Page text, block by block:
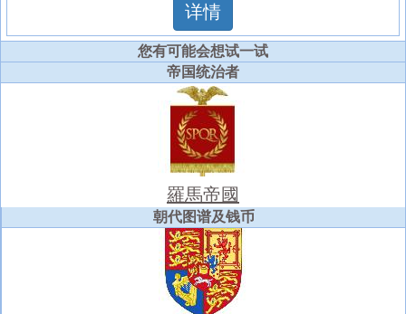
详情
您有可能会想试一试
帝国统治者
羅馬帝國
朝代图谱及钱币